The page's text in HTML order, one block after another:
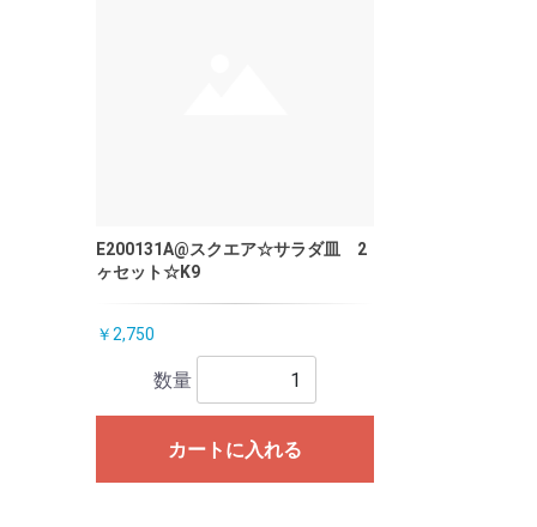
E200131A@スクエア☆サラダ皿 2
ヶセット☆K9
￥2,750
数量
カートに入れる